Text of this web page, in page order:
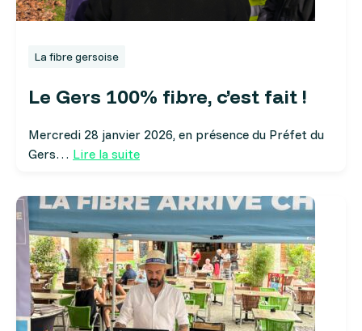
La fibre gersoise
Le Gers 100% fibre, c’est fait !
Mercredi 28 janvier 2026, en présence du Préfet du
Gers… Lire la suite